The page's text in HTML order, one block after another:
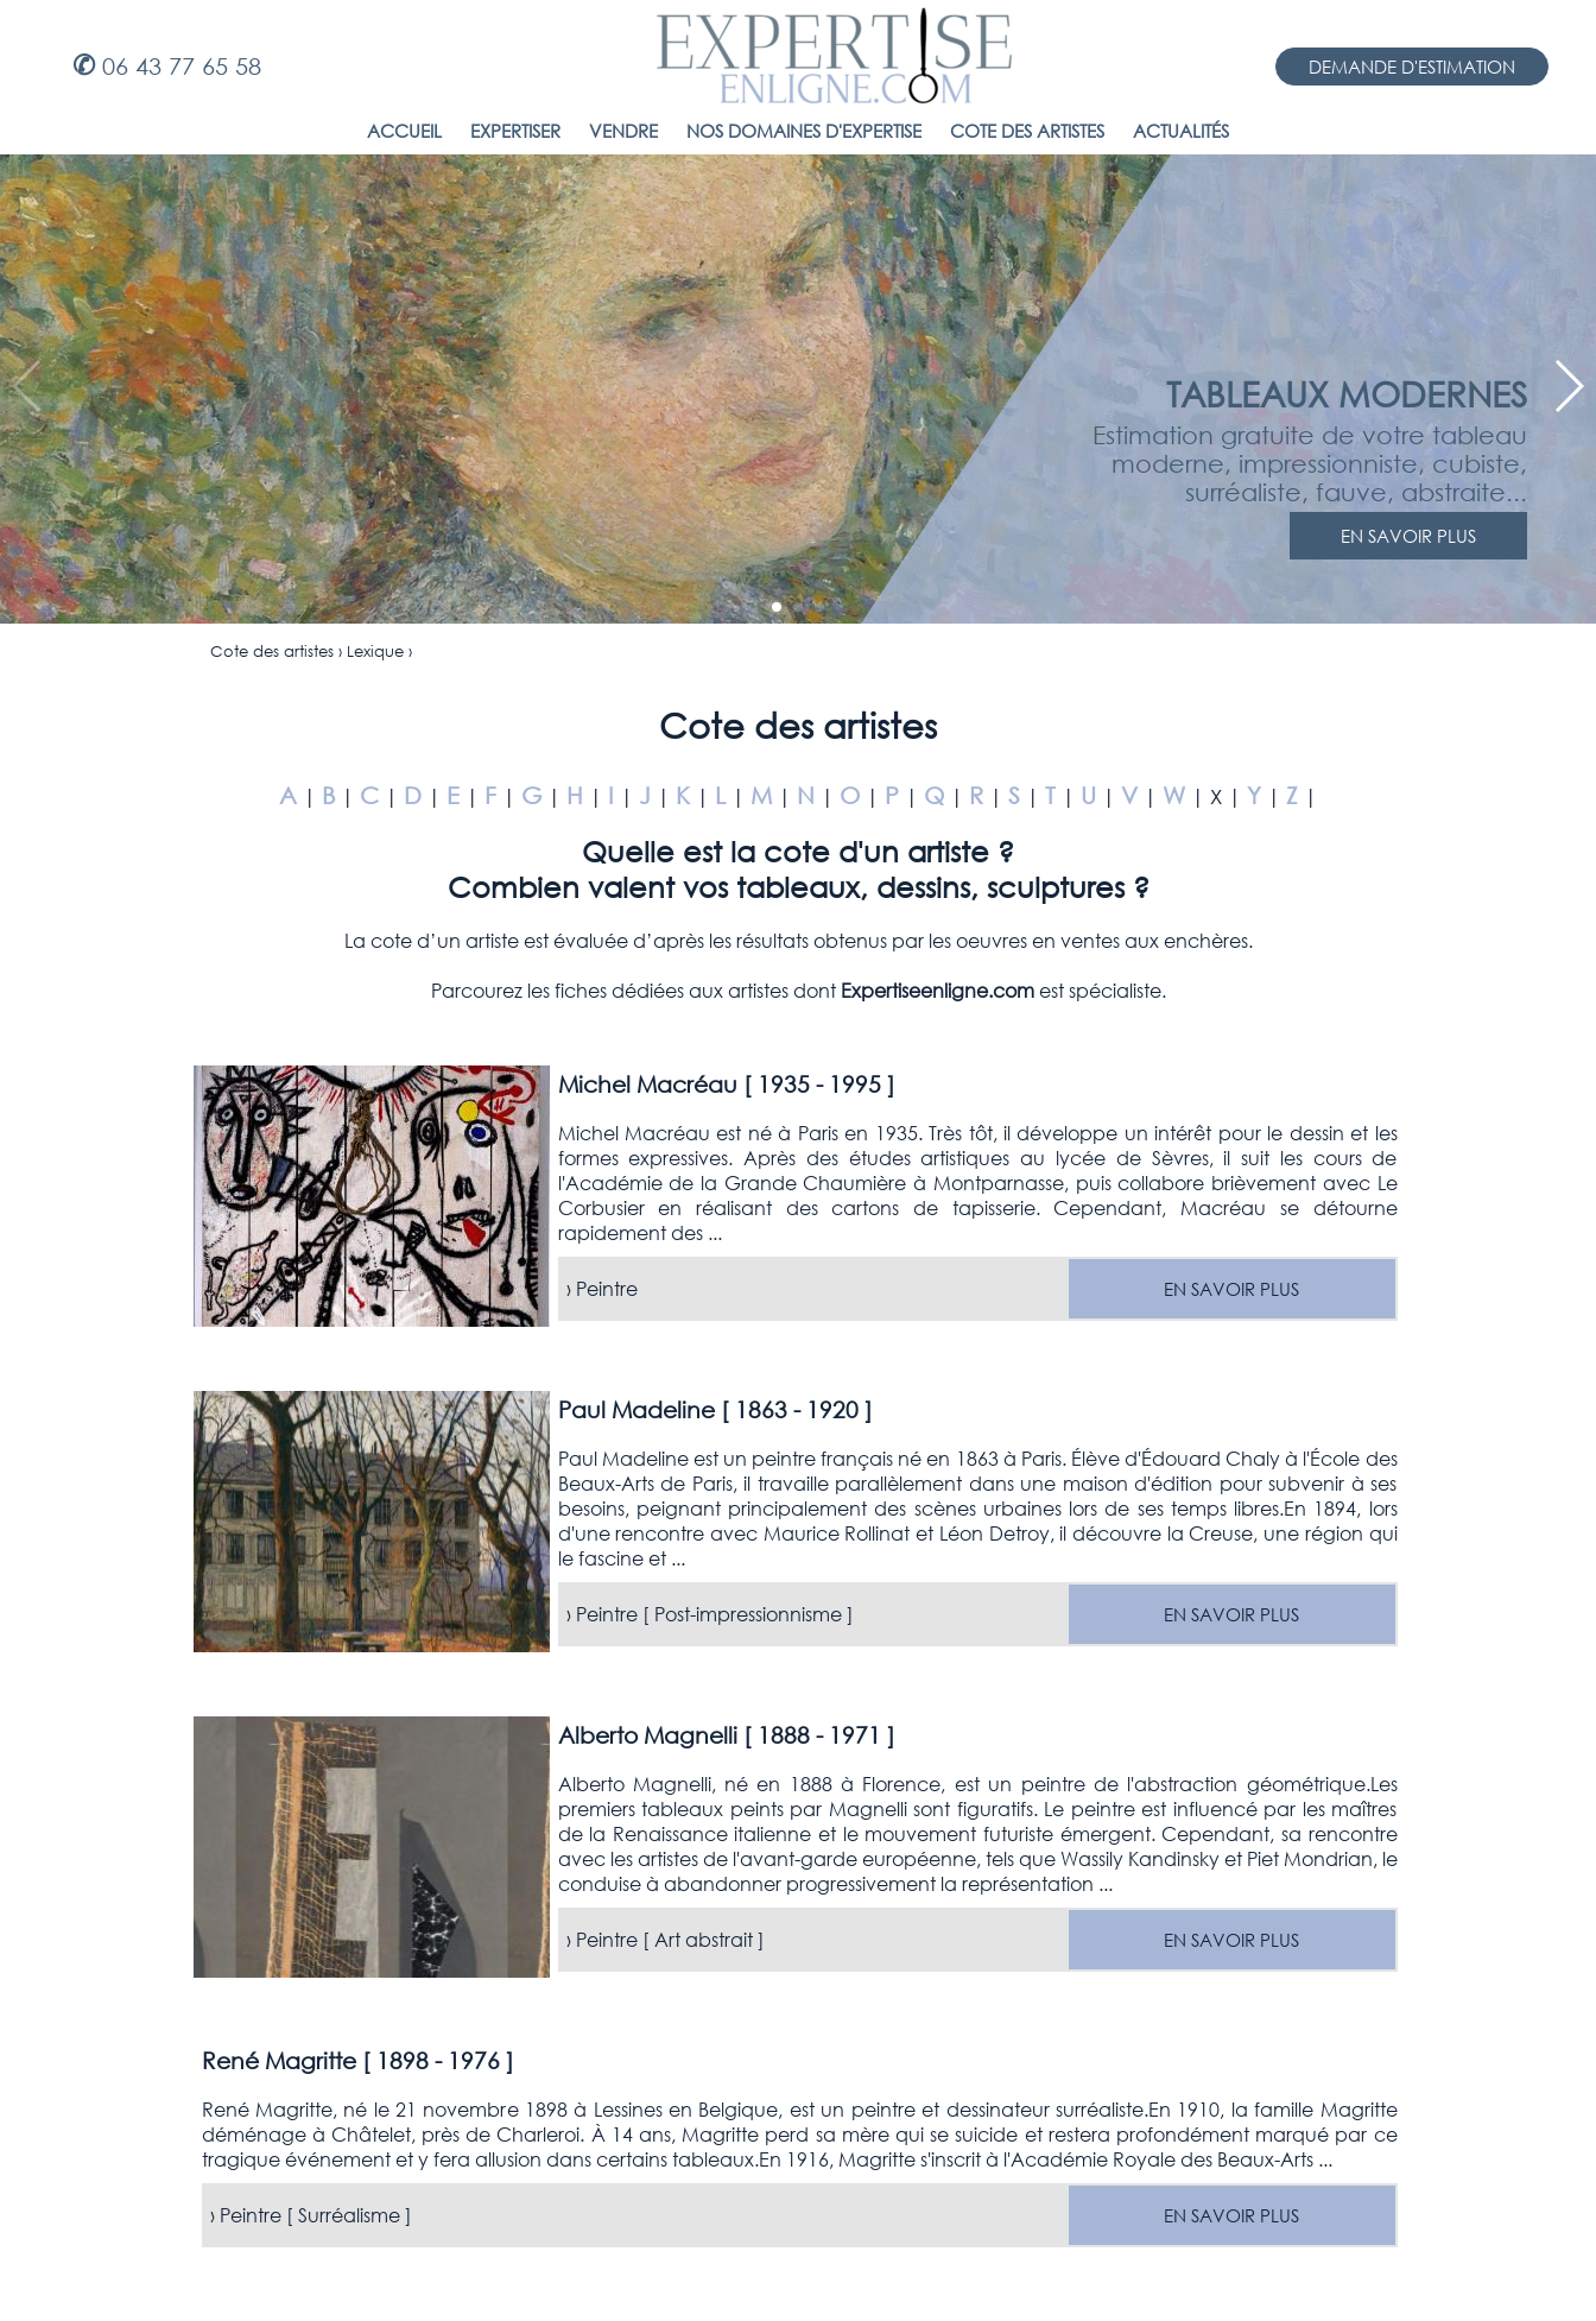
DEMANDE D'ESTIMATION
✆ 06 43 77 65 58
ACCUEIL EXPERTISER VENDRE NOS DOMAINES D'EXPERTISE COTE DES ARTISTES ACTUALITÉS
TABLEAUX MODERNES
Estimation gratuite de votre tableau
moderne, impressionniste, cubiste,
surréaliste, fauve, abstraite...
EN SAVOIR PLUS
Cote des artistes › Lexique ›
Cote des artistes
A | B | C | D | E | F | G | H | I | J | K | L| M | N | O | P | Q | R | S | T | U | V | W | X | Y | Z |
Quelle est la cote d'un artiste ?
Combien valent vos tableaux, dessins, sculptures ?
La cote d’un artiste est évaluée d’après les résultats obtenus par les oeuvres en ventes aux enchères.
Parcourez les fiches dédiées aux artistes dont Expertiseenligne.comest spécialiste.
Michel Macréau [ 1935 - 1995]
Michel Macréau est né à Paris en 1935. Très tôt, il développe un intérêt pour le dessin et les
formes expressives. Après des études artistiques au lycée de Sèvres, il suit les cours de
l'Académie de la Grande Chaumière à Montparnasse, puis collabore brièvement avec Le
Corbusier en réalisant des cartons de tapisserie. Cependant, Macréau se détourne
rapidement des ...
› Peintre EN SAVOIR PLUS
Paul Madeline [ 1863 - 1920]
Paul Madeline est un peintre français né en 1863 à Paris. Élève d'Édouard Chaly à l'École des
Beaux-Arts de Paris, il travaille parallèlement dans une maison d'édition pour subvenir à ses
besoins, peignant principalement des scènes urbaines lors de ses temps libres.En 1894, lors
d'une rencontre avec Maurice Rollinat et Léon Detroy, il découvre la Creuse, une région qui
le fascine et ...
› Peintre [ Post-impressionnisme] EN SAVOIR PLUS
Alberto Magnelli [ 1888 - 1971 ]
Alberto Magnelli, né en 1888 à Florence, est un peintre de l'abstraction géométrique.Les
premiers tableaux peints par Magnelli sont figuratifs. Le peintre est influencé par les maîtres
de la Renaissance italienne et le mouvement futuriste émergent. Cependant, sa rencontre
avec les artistes de l'avant-garde européenne, tels que Wassily Kandinsky et Piet Mondrian, le
conduise à abandonner progressivement la représentation ...
› Peintre [ Art abstrait] EN SAVOIR PLUS
René Magritte [ 1898 - 1976]
René Magritte, né le 21 novembre 1898 à Lessines en Belgique, est un peintre et dessinateur surréaliste.En 1910, la famille Magritte
déménage à Châtelet, près de Charleroi. À 14 ans, Magritte perd sa mère qui se suicide et restera profondément marqué par ce
tragique événement et y fera allusion dans certains tableaux.En 1916, Magritte s'inscrit à l'Académie Royale des Beaux-Arts ...
› Peintre [ Surréalisme] EN SAVOIR PLUS